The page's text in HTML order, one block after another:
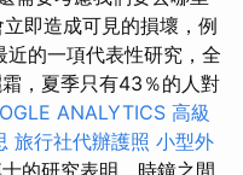
即造成可見的損壞，例
近的一項代表性研究，全
，夏季只有43％的人對
ANALYTICS 高級
旅行社代辦護照 小型外
的研究表明，時鐘之間